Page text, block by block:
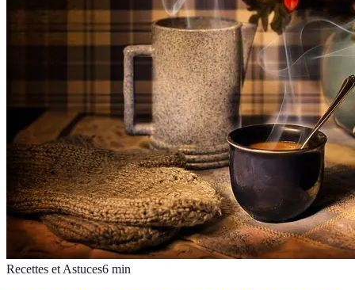
Recettes et Astuces6 min